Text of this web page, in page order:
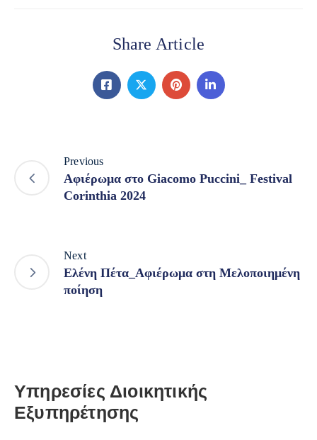
Share Article
Previous
Αφιέρωμα στο Giacomo Puccini_ Festival
Corinthia 2024
Next
Ελένη Πέτα_Αφιέρωμα στη Μελοποιημένη
ποίηση
Υπηρεσίες Διοικητικής
Εξυπηρέτησης